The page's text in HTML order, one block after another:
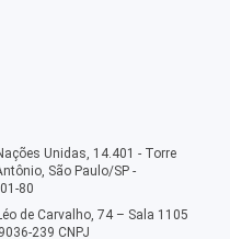
Unidas, 14.401 - Torre
São Paulo/SP -
80
de Carvalho, 74 – Sala 1105
239 CNPJ